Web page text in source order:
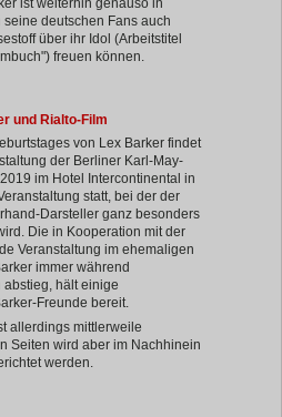
ist weiterhin genauso in
deutschen Fans auch
über ihr Idol (Arbeitstitel
freuen können.
und Rialto-Film
von Lex Barker findet
der Berliner Karl-May-
im Hotel Intercontinental in
statt, bei der der
Darsteller ganz besonders
Die in Kooperation mit der
Veranstaltung im ehemaligen
immer während
abstieg, hält einige
Freunde bereit.
allerdings mittlerweile
Seiten wird aber im Nachhinein
werden.